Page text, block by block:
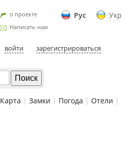
Рус Укр
о проекте
Написать нам
войти зарегистрироваться
Карта | Замки | Погода | Отели |